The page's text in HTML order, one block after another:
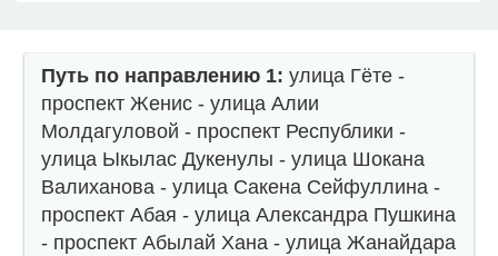
Путь по направлению 1: улица Гёте -
проспект Женис - улица Алии
Молдагуловой - проспект Республики -
улица Ыкылас Дукенулы - улица Шокана
Валиханова - улица Сакена Сейфуллина -
проспект Абая - улица Александра Пушкина
- проспект Абылай Хана - улица Жанайдара